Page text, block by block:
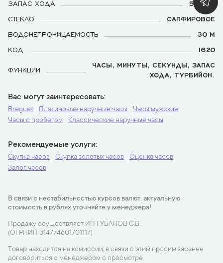
ЗАПАС ХОДА
5 ДНЕЙ
СТЕКЛО
САПФИРОВОЕ
ВОДОНЕПРОНИЦАЕМОСТЬ
30 М
КОД
1620
ФУНКЦИИ
ЧАСЫ, МИНУТЫ, СЕКУНДЫ, ЗАПАС
ХОДА, ТУРБИЙОН.
Вас могут заинтересовать
Breguet Платиновые наручные часы
Часы мужские
Часы с пробегом
Классические наручные часы
Рекомендуемые услуги
Скупка часов Скупка золотых часов
Оценка часов
Залог часов
В связи с нестабильностью курсов валют, актуальную
стоимость в рублях уточняйте у менеджера!
Продажу осуществляет ИП ГУБАНОВ С.В.
(ОГРНИП 314774601701117)
Товар находится на комиссии, в связи с этим просим заранее
договориться с менеджером о просмотре.